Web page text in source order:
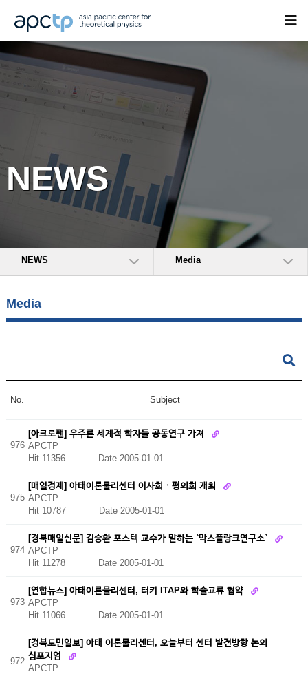
NEWS
NEWS Media
Media
No. Subject
976
[아크로팬] 우주론 세계적 학자들 공동연구 가져
APCTP
Hit 11356
Date 2005-01-01
975
[매일경제] 아태이론물리센터 이사회ㆍ평의회 개최
APCTP
Hit 10787
Date 2005-01-01
974
[경북매일신문] 김승환 포스텍 교수가 말하는 `막스플랑크연구소`
APCTP
Hit 11278
Date 2005-01-01
973
[연합뉴스] 아태이론물리센터, 터키 ITAP와 학술교류 협약
APCTP
Hit 11066
Date 2005-01-01
972
[경북도민일보] 아태 이론물리센터, 오늘부터 센터 발전방향 논의
심포지엄
APCTP